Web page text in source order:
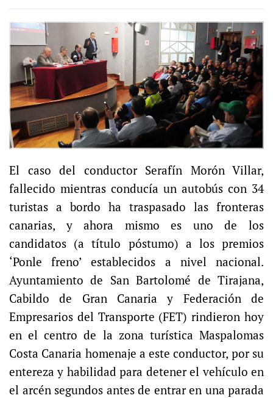
El caso del conductor Serafín Morón Villar,
fallecido mientras conducía un autobús con 34
turistas a bordo ha traspasado las fronteras
canarias, y ahora mismo es uno de los
candidatos (a título póstumo) a los premios
‘Ponle freno’ establecidos a nivel nacional.
Ayuntamiento de San Bartolomé de Tirajana,
Cabildo de Gran Canaria y Federación de
Empresarios del Transporte (FET) rindieron hoy
en el centro de la zona turística Maspalomas
Costa Canaria homenaje a este conductor, por su
entereza y habilidad para detener el vehículo en
el arcén segundos antes de entrar en una parada